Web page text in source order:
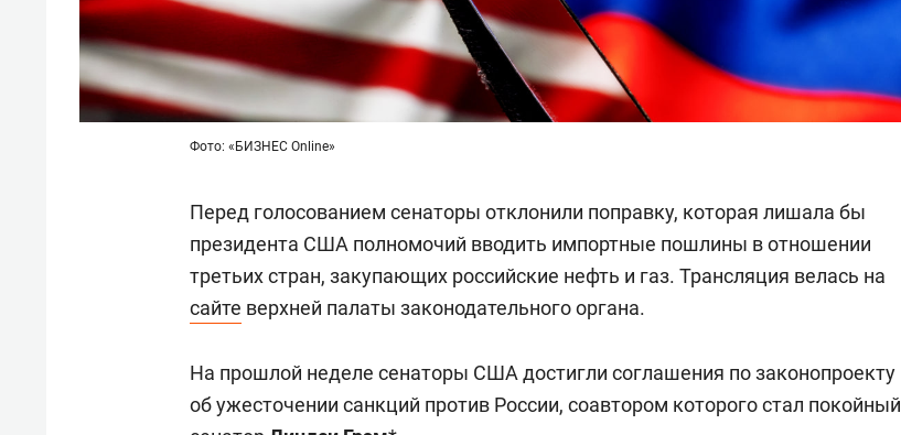
Фото: «БИЗНЕС Online»
Перед голосованием сенаторы отклонили поправку, которая лишала бы
президента США полномочий вводить импортные пошлины в отношении
третьих стран, закупающих российские нефть и газ. Трансляция велась на
сайте верхней палаты законодательного органа.
На прошлой неделе сенаторы США достигли соглашения по законопроекту
об ужесточении санкций против России, соавтором которого стал покойный